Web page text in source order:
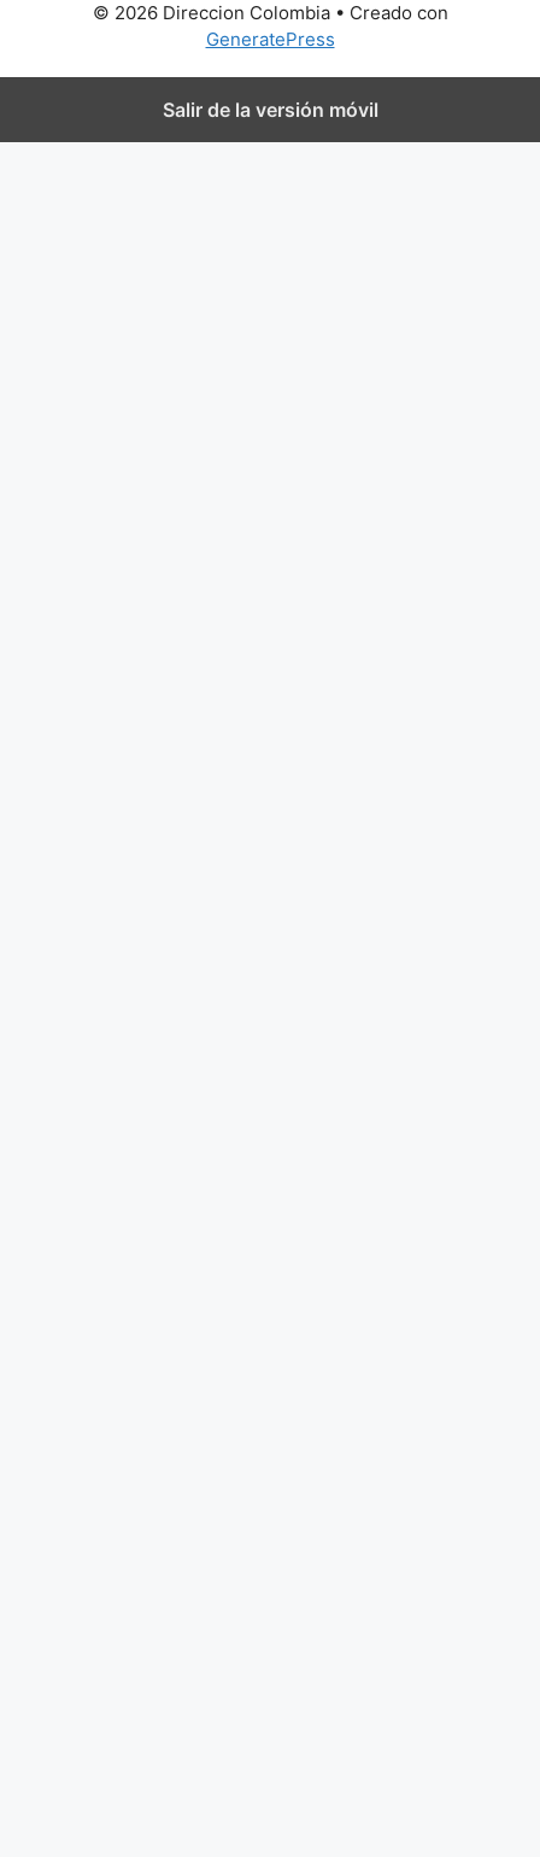
© 2026 Direccion Colombia• Creado con
GeneratePress
Salir de la versión móvil